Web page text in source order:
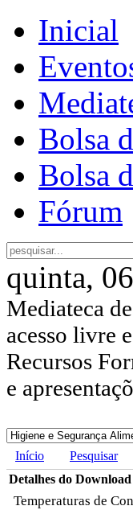
Inicial
Bolsa
Bolsa
Fórum
quinta,
Mediateca
acesso livre
Recursos
e
Início Pesquisar
Detalhes do Download
Temperaturas de